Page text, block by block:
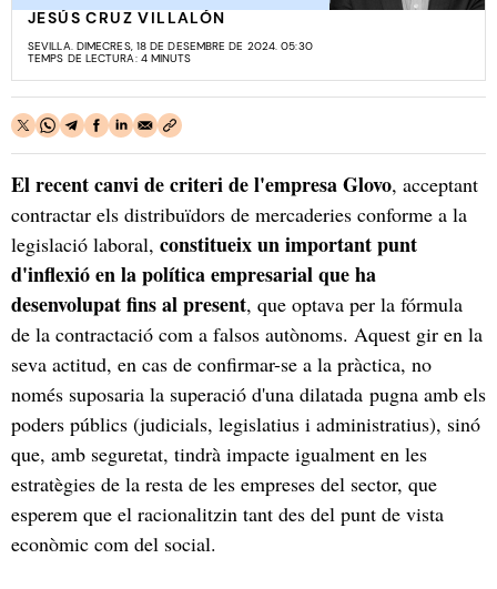
JESÚS CRUZ VILLALÓN
SEVILLA. DIMECRES, 18 DE DESEMBRE DE 2024. 05:30
TEMPS DE LECTURA: 4 MINUTS
El recent canvi de criteri de l'empresa Glovo, acceptant
contractar els distribuïdors de mercaderies conforme a la
legislació laboral, constitueix un important punt
d'inflexió en la política empresarial que ha
desenvolupat fins al present, que optava per la fórmula
de la contractació com a falsos autònoms. Aquest gir en la
seva actitud, en cas de confirmar-se a la pràctica, no
només suposaria la superació d'una dilatada pugna amb els
poders públics (judicials, legislatius i administratius), sinó
que, amb seguretat, tindrà impacte igualment en les
estratègies de la resta de les empreses del sector, que
esperem que el racionalitzin tant des del punt de vista
econòmic com del social.